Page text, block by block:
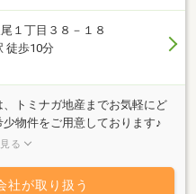
１丁目３８－１８
徒歩10分
トミナガ地産までお気軽にど
物件をご用意しております♪
産に関連することについても
る
社が取り扱う